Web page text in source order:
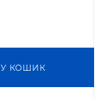
У КОШИК